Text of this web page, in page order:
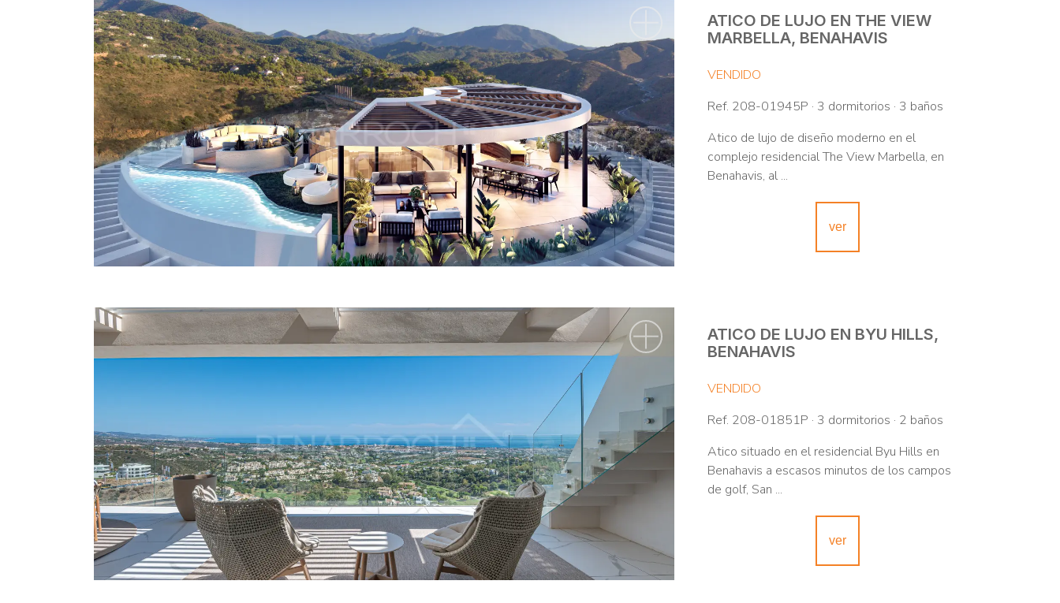
ATICO DE LUJO EN THE VIEW
MARBELLA, BENAHAVIS
VENDIDO
Ref. 208-01945P · 3 dormitorios · 3 baños
Atico de lujo de diseño moderno en el
complejo residencial The View Marbella, en
Benahavis, al ...
ver
ATICO DE LUJO EN BYU HILLS,
BENAHAVIS
VENDIDO
Ref. 208-01851P · 3 dormitorios · 2 baños
Atico situado en el residencial Byu Hills en
Benahavis a escasos minutos de los campos
de golf, San ...
ver